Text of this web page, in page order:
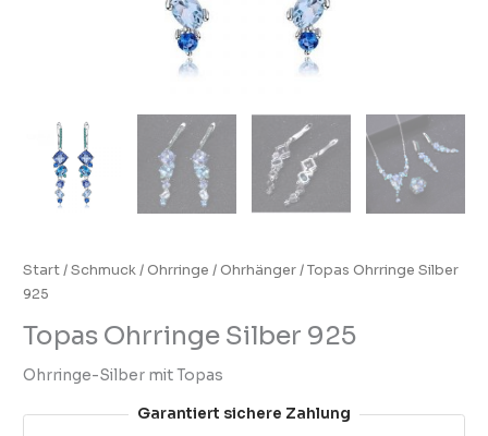
Start/Schmuck/Ohrringe /Ohrhänger/ Topas Ohrringe Silber
925
Topas Ohrringe Silber 925
Ohrringe-Silber mit Topas
Garantiert sichere Zahlung